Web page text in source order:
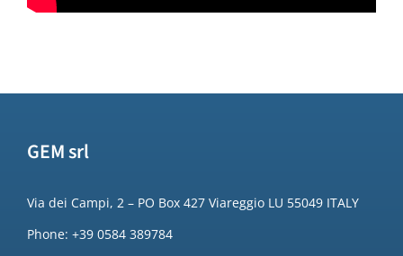
GEM srl
Via dei Campi, 2 – PO Box 427 Viareggio LU 55049 ITALY
Phone: +39 0584 389784